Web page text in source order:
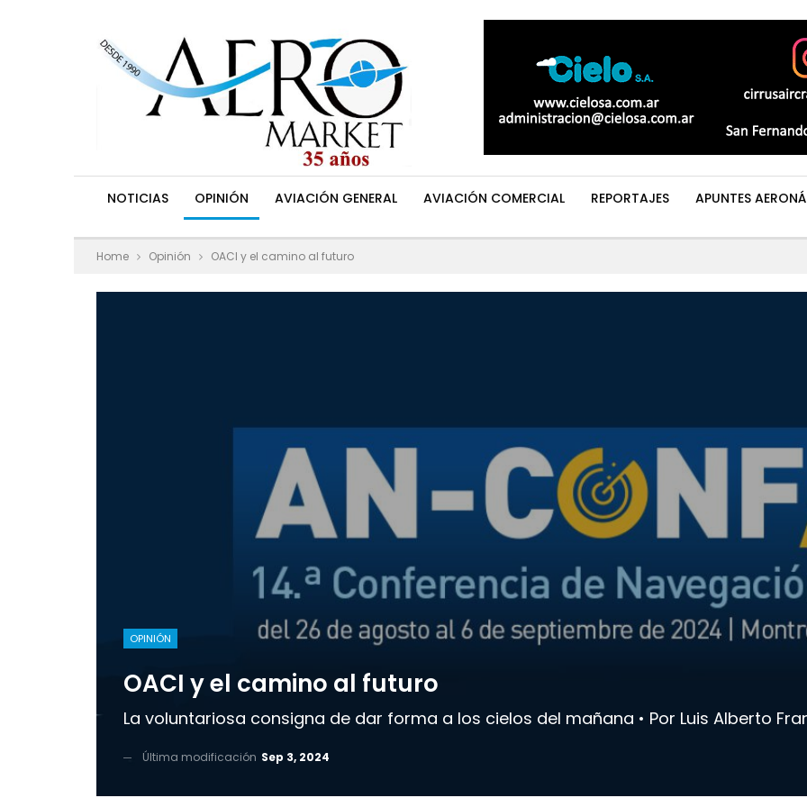
NOTICIAS OPINIÓN AVIACIÓN GENERAL AVIACIÓN COMERCIAL REPORTAJES APUNTES
Home Opinión OACI y el camino al futuro
OPINIÓN
OACI y el camino al futuro
La voluntariosa consigna de dar forma a los cielos del mañana • Por Luis Alberto
Última modificación Sep 3, 2024